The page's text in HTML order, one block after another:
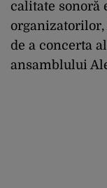
calitate sonoră
organizatorilor,
de a concerta
ansamblului